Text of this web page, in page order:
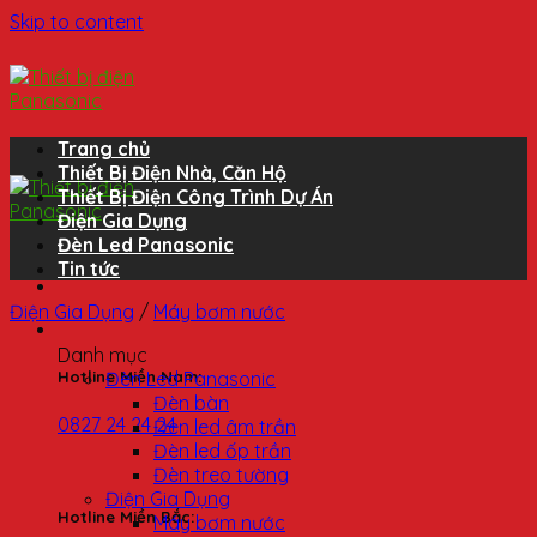
Skip to content
Hotline Miền Nam:
0827 24 24 24
Hotline Miền Bắc:
Trang chủ
Thiết Bị Điện Nhà, Căn Hộ
Thiết Bị Điện Công Trình Dự Án
Điện Gia Dụng
Đèn Led Panasonic
Tin tức
Điện Gia Dụng / Máy bơm nước
Danh mục
Đèn Led Panasonic
Đèn bàn
Đèn led âm trần
Đèn led ốp trần
Đèn treo tường
Điện Gia Dụng
Máy bơm nước